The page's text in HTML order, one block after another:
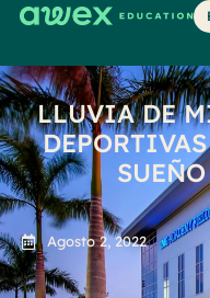
LLUVIA DE
Agosto 2, 2022